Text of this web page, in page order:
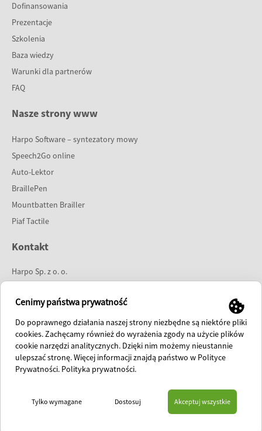
Dofinansowania
Prezentacje
Szkolenia
Baza wiedzy
Warunki dla partnerów
FAQ
Nasze strony www
Harpo Software – syntezatory mowy
Speech2Go online
Auto-Lektor
BraillePen
Mountbatten Brailler
Piaf Tactile
Kontakt
Harpo Sp. z o. o.
61-737 Poznań
tel:61 853 14 25
e-mail:info@harpo.com.pl
polish fanpage
international fanpage
AKTUALNOŚCI KONTAKT
© 2026 Harpo Sp. z o. o. ul. 27 Grudnia 7 61-737 Poznań, telefon: 61 853-14-25, fax: 61 853-14-19
Cenimy państwa prywatność
Do poprawnego działania naszej strony niezbędne są niektóre pliki
cookies. Zachęcamy również do wyrażenia zgody na użycie plików
cookie narzędzi analitycznych. Dzięki nim możemy nieustannie
ulepszać stronę. Więcej informacji znajdą państwo w Polityce
Prywatności. Polityka prywatności.
Dostosuj
Tylko wymagane Akceptuj wszystkie